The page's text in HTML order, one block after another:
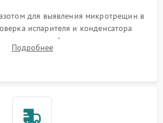
для выявления микротрещин в
испарителя и конденсатора
старого фильтра-осушителя и
трубки для устранения засоров.
Подробнее